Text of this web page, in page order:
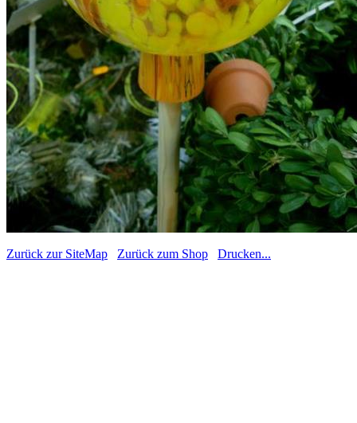
Zurück zur SiteMap Zurück zum Shop Drucken...